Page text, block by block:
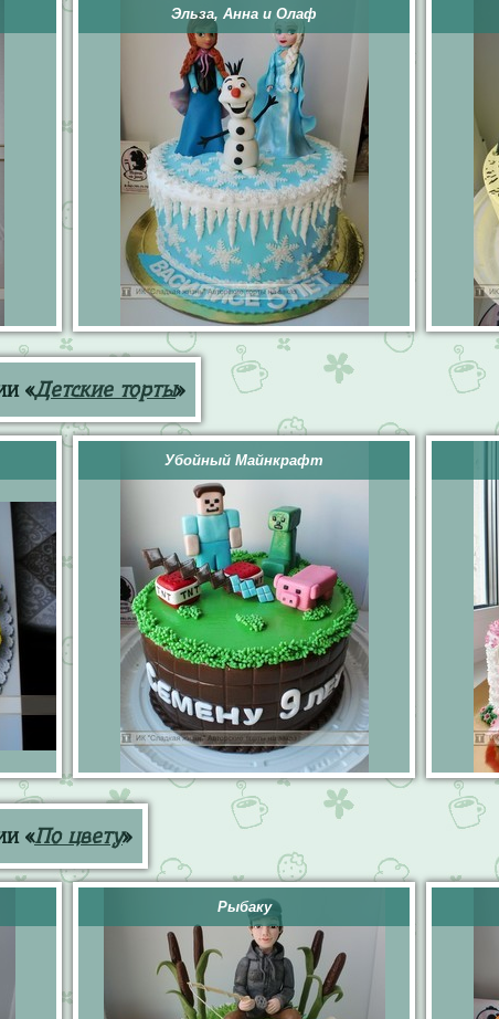
Эльза, Анна и Олаф
«Детские торты»
Убойный Майнкрафт
«По цвету»
Рыбаку